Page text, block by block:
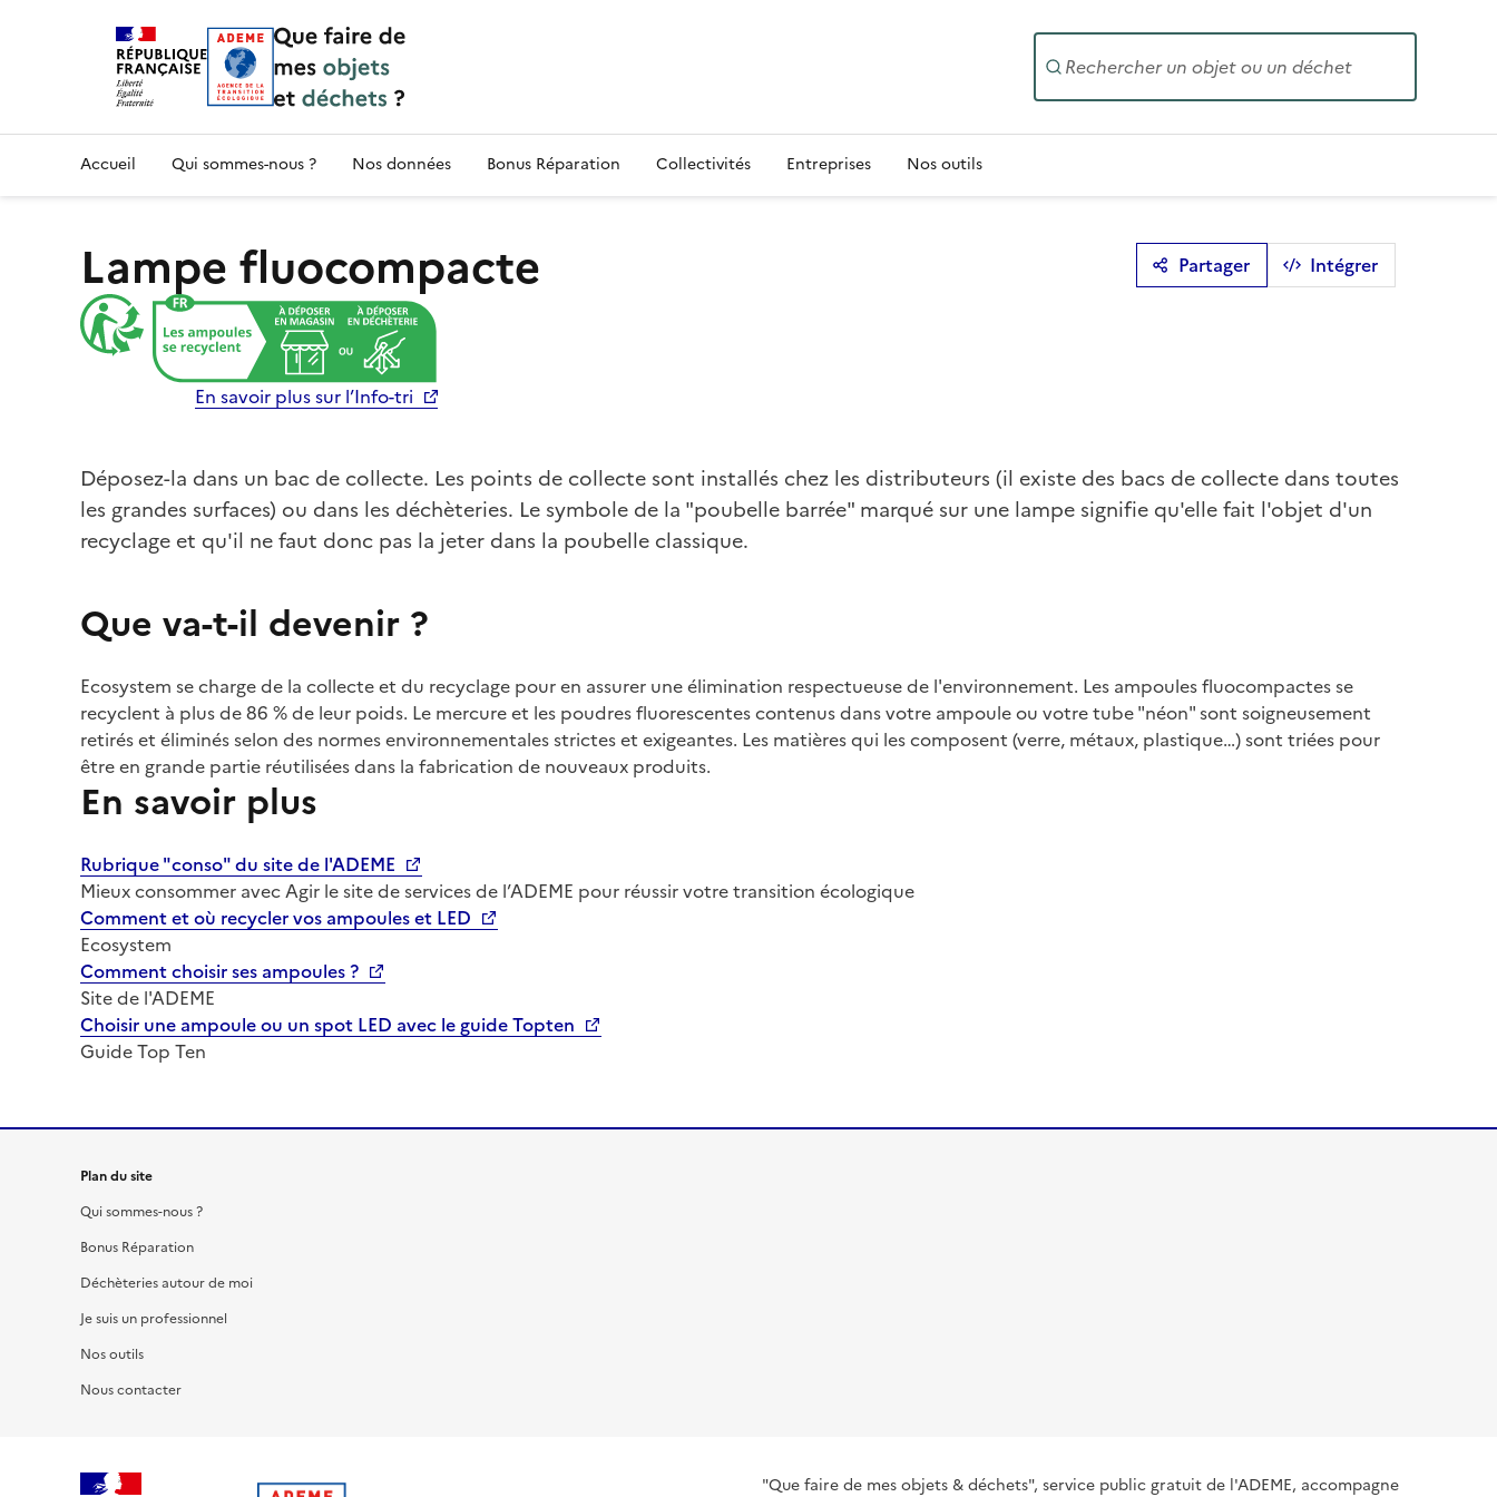
Accueil — Que Faire de mes objets & déchets Entrez
Accueil Qui sommes-nous ? Nos données Bonus Réparation Collectivités Entreprises Nos outils
Lampe fluocompacte
En savoir plus sur l’Info-tri
Partager Intégrer
Déposez-la dans un bac de collecte. Les points de collecte sont installés chez les distributeurs (il existe des bacs de collecte dans toutes
les grandes surfaces) ou dans les déchèteries. Le symbole de la "poubelle barrée" marqué sur une lampe signifie qu'elle fait l'objet d'un
recyclage et qu'il ne faut donc pas la jeter dans la poubelle classique.
Que va-t-il devenir ?
Ecosystem se charge de la collecte et du recyclage pour en assurer une élimination respectueuse de l'environnement. Les ampoules fluocompactes se
recyclent à plus de 86 % de leur poids. Le mercure et les poudres fluorescentes contenus dans votre ampoule ou votre tube "néon" sont soigneusement
retirés et éliminés selon des normes environnementales strictes et exigeantes. Les matières qui les composent (verre, métaux, plastique…) sont triées pour
être en grande partie réutilisées dans la fabrication de nouveaux produits.
En savoir plus
Rubrique "conso" du site de l'ADEME
Mieux consommer avec Agir le site de services de l’ADEME pour réussir votre transition écologique
Comment et où recycler vos ampoules et LED
Ecosystem
Comment choisir ses ampoules ?
Site de l'ADEME
Choisir une ampoule ou un spot LED avec le guide Topten
Guide Top Ten
Plan du site
Qui sommes-nous ?
Bonus Réparation
Déchèteries autour de moi
Je suis un professionnel
Nos outils
Nous contacter
"Que faire de mes objets & déchets", service public gratuit de l'ADEME, accompagne